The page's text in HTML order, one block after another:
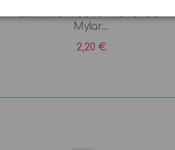
aluminium de forme ronde -
Mylar...
2,20 €